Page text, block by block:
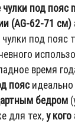
под пояс
(AG-62-71 см)
под пояс
время
пояс
бедром
для тех,у